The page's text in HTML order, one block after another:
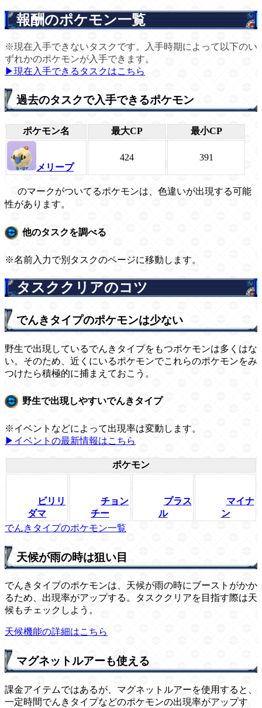
報酬のポケモン一覧
※現在入手できないタスクです。入手時期によって以下のい
ずれかのポケモンが入手できます。
▶現在入手できるタスクはこちら
過去のタスクで入手できるポケモン
ポケモン名 最大CP 最小CP
メリープ
424 391
のマークがついてるポケモンは、色違いが出現する可能
性があります。
他のタスクを調べる
※名前入力で別タスクのページに移動します。
タスククリアのコツ
でんきタイプのポケモンは少ない
野生で出現しているでんきタイプをもつポケモンは多くはな
い。そのため、近くにいるポケモンでこれらのポケモンをみ
つけたら積極的に捕まえておこう。
野生で出現しやすいでんきタイプ
※イベントなどによって出現率は変動します。
▶イベントの最新情報はこちら
ポケモン
ビリリ
ダマ
チョン
チー
プラス
ル
マイナ
ン
でんきタイプのポケモン一覧
天候が雨の時は狙い目
でんきタイプのポケモンは、天候が雨の時にブーストがかか
るため、出現率がアップする。タスククリアを目指す際は天
候もチェックしよう。
天候機能の詳細はこちら
マグネットルアーも使える
課金アイテムではあるが、マグネットルアーを使用すると、
一定時間でんきタイプなどのポケモンの出現率がアップす